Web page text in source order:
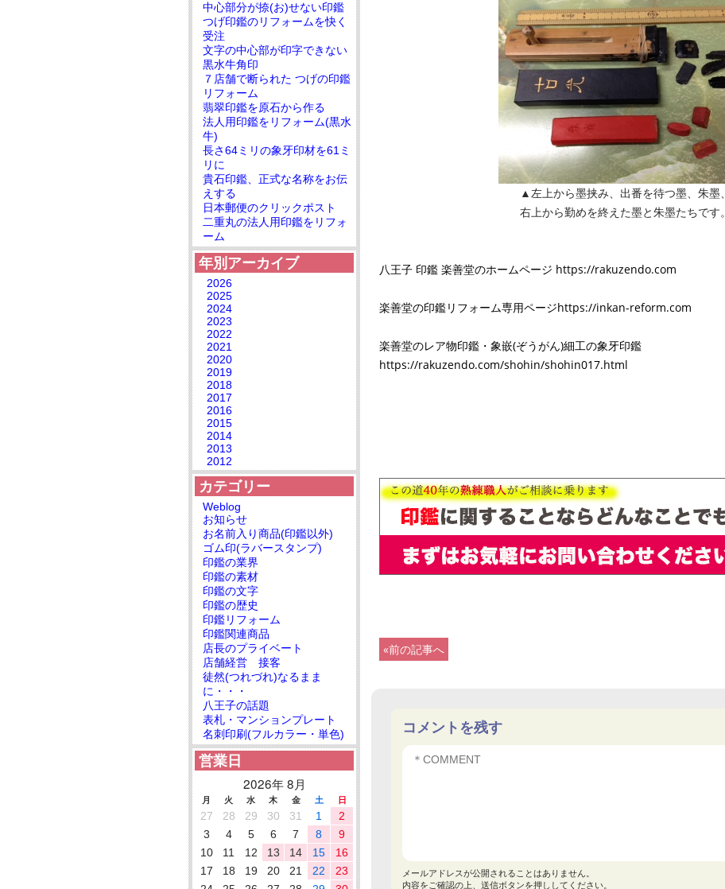
▲左上から墨挟み、出番を待つ墨、朱墨、
右上から勤めを終えた墨と朱墨たちです。
八王子 印鑑 楽善堂のホームページ https://rakuzendo.com
楽善堂の印鑑リフォーム専用ページhttps://inkan-reform.com
楽善堂のレア物印鑑・象嵌(ぞうがん)細工の象牙印鑑
https://rakuzendo.com/shohin/shohin017.html
«前の記事へ
コメントを残す
メールアドレスが公開されることはありません。
内容をご確認の上、送信ボタンを押ししてください。
中心部分が捺(お)せない印鑑
つげ印鑑のリフォームを快く
受注
文字の中心部が印字できない
黒水牛角印
７店舗で断られた つげの印鑑
リフォーム
翡翠印鑑を原石から作る
法人用印鑑をリフォーム(黒水
牛)
長さ64ミリの象牙印材を61ミ
リに
貴石印鑑、正式な名称をお伝
えする
日本郵便のクリックポスト
二重丸の法人用印鑑をリフォ
ーム
年別アーカイブ
2026
2025
2024
2023
2022
2021
2020
2019
2018
2017
2016
2015
2014
2013
2012
カテゴリー
Weblog
お知らせ
お名前入り商品(印鑑以外)
ゴム印(ラバースタンプ)
印鑑の業界
印鑑の素材
印鑑の文字
印鑑の歴史
印鑑リフォーム
印鑑関連商品
店長のプライベート
店舗経営 接客
徒然(つれづれ)なるまま
に・・・
八王子の話題
表札・マンションプレート
名刺印刷(フルカラー・単色)
営業日
2026年 8月
月 火 水 木 金 土 日
27 28 29 30 31 1
2
3
4 5 6 7 8
9
10
11 12 13 14 15
16
17
18 19 20 21 22
23